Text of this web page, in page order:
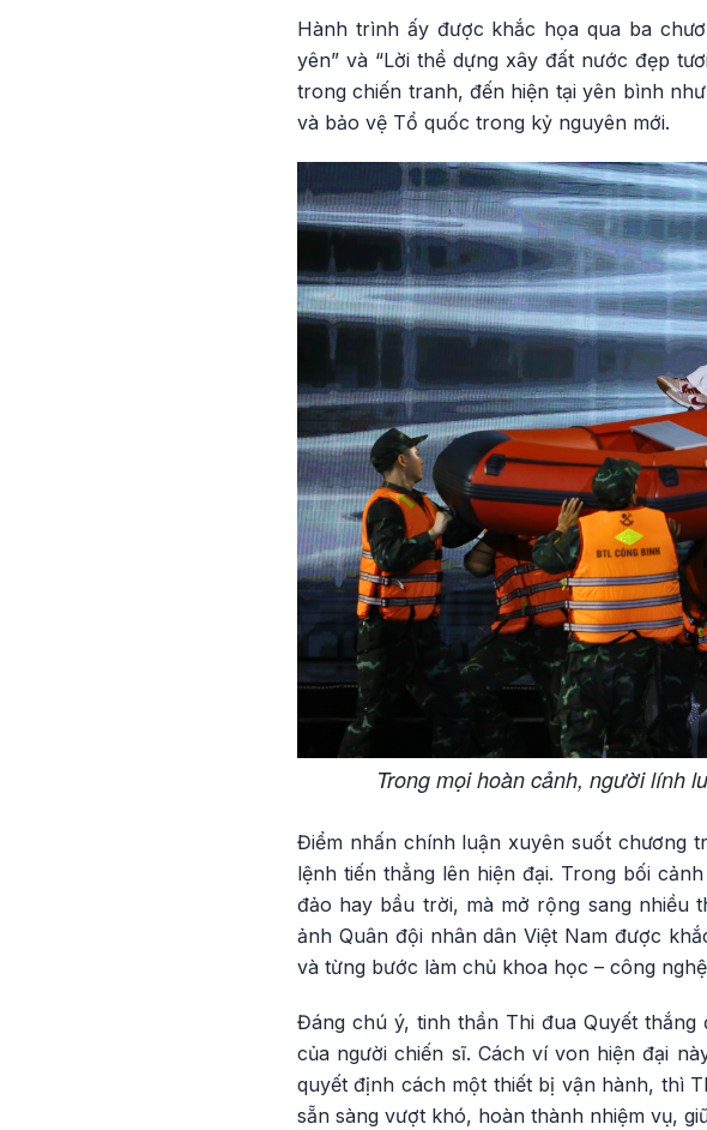
Hành trình ấy được khắc họa qua ba
yên” và “Lời thề dựng xây đất nước đẹp
trong chiến tranh, đến hiện tại yên bình
và bảo vệ Tổ quốc trong kỷ nguyên mới.
Trong mọi hoàn cảnh, người lính
Điểm nhấn chính luận xuyên suốt chương
lệnh tiến thẳng lên hiện đại. Trong bối
đảo hay bầu trời, mà mở rộng sang nhiều
ảnh Quân đội nhân dân Việt Nam được
và từng bước làm chủ khoa học – công
Đáng chú ý, tinh thần Thi đua Quyết
của người chiến sĩ. Cách ví von hiện đại
quyết định cách một thiết bị vận hành, thì
sẵn sàng vượt khó, hoàn thành nhiệm vụ,